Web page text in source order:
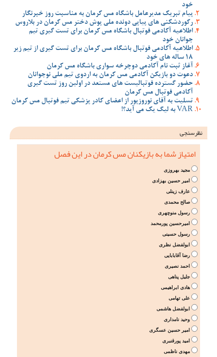
خود
پیام تبریک مدیرعامل باشگاه مس کرمان به مناسبت روز خبرنگار
رکوردشکنی های پیاپی دونده ملی پوش دختر مس کرمان در بلاروس
اطلاعیه آکادمی فوتبال باشگاه مس کرمان برای تست گیری تیم
جوانان خود
اطلاعیه آکادمی فوتبال باشگاه مس کرمان برای تست گیری از تیم زیر
18 ساله های خود
آغاز ثبت نام آکادمی دوچرخه سواری باشگاه مس کرمان
دعوت دو بازیکن آکادمی مس کرمان به اردوی تیم ملی نوجوانان
حضور گسترده فوتبالیست های مستعد در اولین روز تست گیری
آکادمی فوتبال مس کرمان
تسلیت به آقای نوروزپور از اعضای کادر پزشکی تیم فوتبال مس کرمان
VAR به لیگ یک می آید؟!
نظرسنجی
امتیاز شما به بازیکنان مس کرمان در این فصل
مجید بهروزی
امیر حسین بهزادی
عارف زینلی
صالح محمدی
رسول منوچهری
امیرحسین پورمحمد
رسول حسینی
ابولفضل نظری
رضا آقابابایی
احمد نصیری
جلیل پناهی
هادی ابراهیمی
علی تهامی
ابولفضل هاشمی
وحید نامداری
امیر حسین عسگری
امید پورقنبری
مهدی ناظمی